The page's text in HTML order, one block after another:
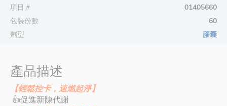
項目＃
01405660
包裝份數
60
劑型
膠囊
產品描述
【輕鬆控卡，速燃起淨】
👍促進新陳代謝